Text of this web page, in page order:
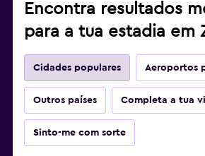
Encontra resultados
para a tua estadia em
Cidades populares Aeroportos
Outros países Completa a tua
Sinto-me com sorte